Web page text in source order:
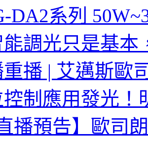
DA2系列
能調光只是基本
重播 | 艾邁斯歐
制應用發光！
直播預告】歐司